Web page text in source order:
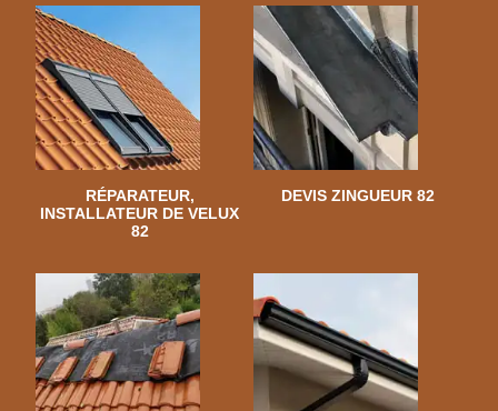
RÉPARATEUR,
INSTALLATEUR DE VELUX
82
DEVIS ZINGUEUR 82